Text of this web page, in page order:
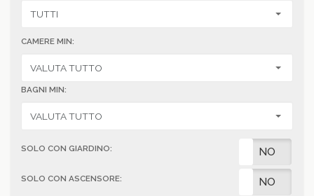
CAMERE MIN:
BAGNI MIN:
SOLO CON GIARDINO: NO
SOLO CON ASCENSORE: NO